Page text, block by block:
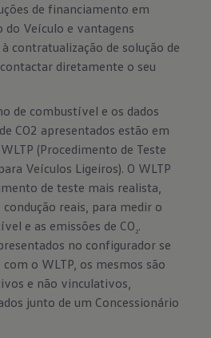
de financiamento em
do Veículo e vantagens
contratualização de solução de
diretamente o seu
de combustível e os dados
CO2 apresentados estão em
(Procedimento de Teste
Veículos Ligeiros). O WLTP
de teste mais realista,
condução reais, para medir o
e as emissões de CO 2.
no configurador se
o WLTP, os mesmos são
e não vinculativos,
junto de um Concessionário